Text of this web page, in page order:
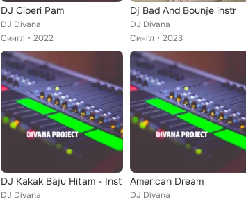
DJ Ciperi Pam
DJ Divana
Сингл
2022
Dj Bad And Bounje instr
DJ Divana
Сингл
2023
DJ Kakak Baju Hitam - Inst
DJ Divana
American Dream
DJ Divana